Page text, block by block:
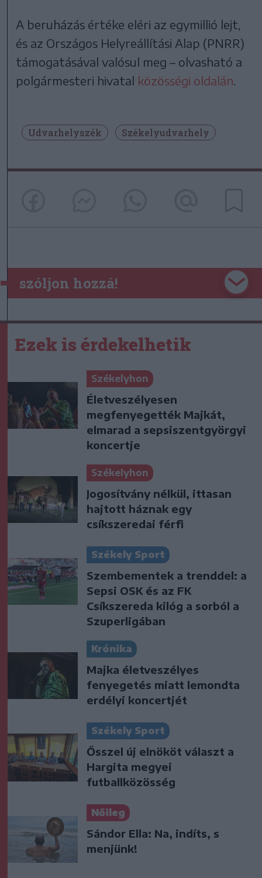
A beruházás értéke eléri az egymillió lejt,
és az Országos Helyreállítási Alap (PNRR)
támogatásával valósul meg – olvasható a
polgármesteri hivatal közösségi oldalán.
Udvarhelyszék Székelyudvarhely
szóljon hozzá!
Ezek is érdekelhetik
Székelyhon
Életveszélyesen
megfenyegették Majkát,
elmarad a sepsiszentgyörgyi
koncertje
Székelyhon
Jogosítvány nélkül, ittasan
hajtott háznak egy
csíkszeredai férfi
Székely Sport
Szembementek a trenddel: a
Sepsi OSK és az FK
Csíkszereda kilóg a sorból a
Szuperligában
Krónika
Majka életveszélyes
fenyegetés miatt lemondta
erdélyi koncertjét
Székely Sport
Ősszel új elnököt választ a
Hargita megyei
futballközösség
Nőileg
Sándor Ella: Na, indíts, s
menjünk!